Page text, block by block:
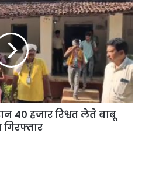
केंद्र बिलासपुर से थाना अजाक भेजा गया है।
40 हजार रिश्वत लेते बाबू
गिरफ्तार